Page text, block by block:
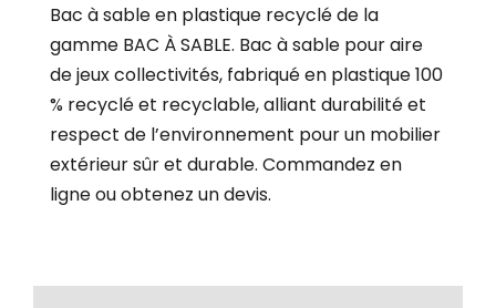
Bac à sable en plastique recyclé de la
gamme BAC À SABLE. Bac à sable pour aire
de jeux collectivités, fabriqué en plastique 100
% recyclé et recyclable, alliant durabilité et
respect de l’environnement pour un mobilier
extérieur sûr et durable. Commandez en
ligne ou obtenez un devis.